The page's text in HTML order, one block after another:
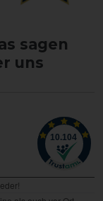
sagen
uns